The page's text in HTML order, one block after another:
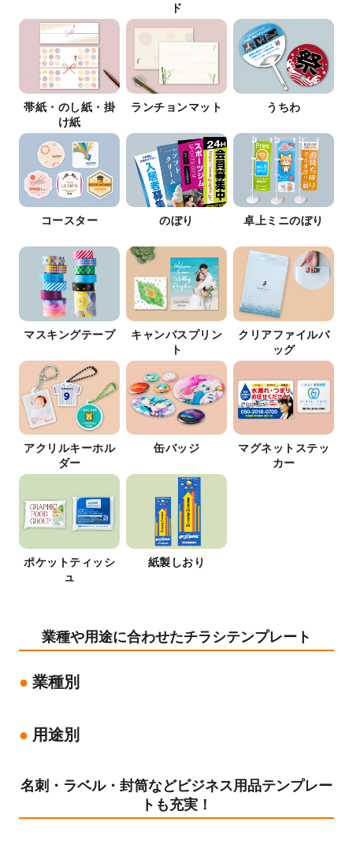
ド
帯紙・のし紙・掛
け紙
ランチョンマット うちわ
コースター のぼり 卓上ミニのぼり
マスキングテープ
キャンバスプリン
ト
クリアファイルバ
ッグ
アクリルキーホル
ダー
缶バッジ
マグネットステッ
カー
ポケットティッシ
ュ
紙製しおり
業種や用途に合わせたチラシテンプレート
業種別
用途別
名刺・ラベル・封筒などビジネス用品テンプレー
トも充実！